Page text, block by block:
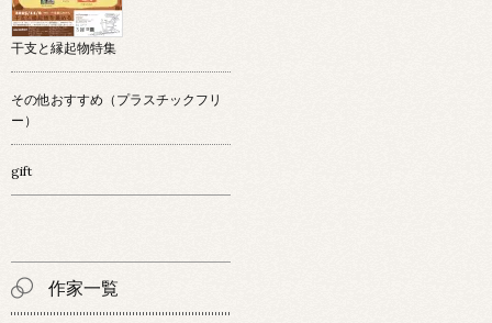
干支と縁起物特集
その他おすすめ（プラスチックフリ
ー）
gift
作家一覧